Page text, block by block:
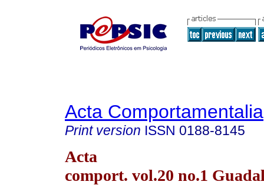
Acta Comportamentalia
Print version ISSN 0188-8145
Acta
comport. vol.20 no.1